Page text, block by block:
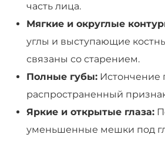
часть лица.
Мягкие и округлые
углы и выступающие
связаны со старением.
Полные губы: Истончение
распространенный
Яркие и открытые глаза:
уменьшенные мешки под